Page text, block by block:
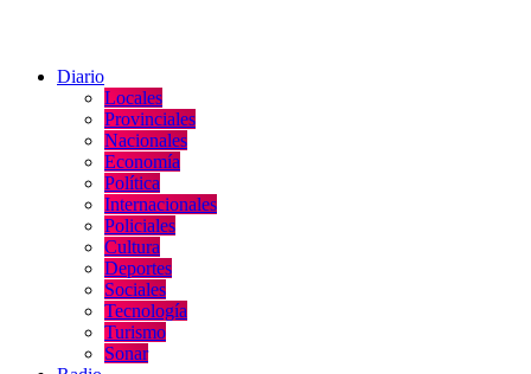
Diario
Locales
Provinciales
Nacionales
Economía
Política
Internacionales
Policiales
Cultura
Deportes
Sociales
Tecnología
Turismo
Sonar